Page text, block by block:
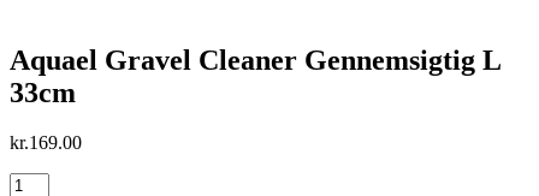
Aquael Gravel Cleaner Gennemsigtig L
33cm
kr.169.00
Aquael